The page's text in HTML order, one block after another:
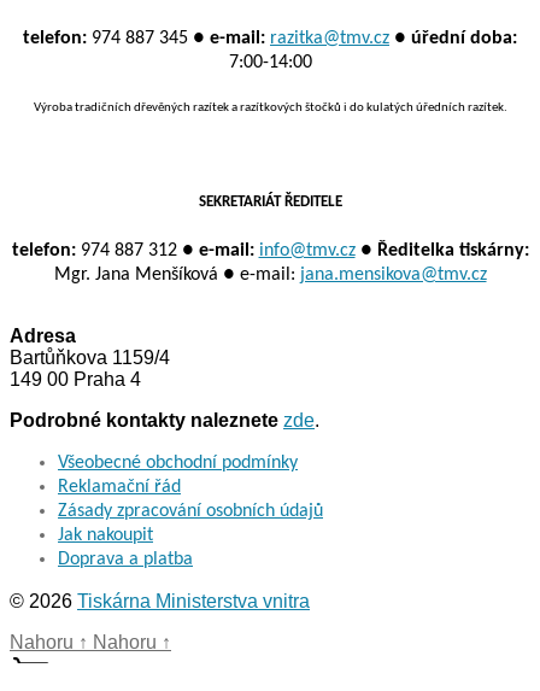
telefon: 974 887 345 ● e-mail: razitka@tmv.cz ● úřední doba:
7:00-14:00
Výroba tradičních dřevěných razítek a razítkových štočků i do kulatých úředních razítek.
SEKRETARIÁT ŘEDITELE
telefon:974 887 312 ● e-mail: info@tmv.cz● Ředitelka tiskárny:
Mgr. Jana Menšíková ● e-mail: jana.mensikova@tmv.cz
Adresa
Bartůňkova 1159/4
149 00 Praha 4
Podrobné kontakty naleznete zde.
Všeobecné obchodní podmínky
Reklamační řád
Zásady zpracování osobních údajů
Jak nakoupit
Doprava a platba
© 2026 Tiskárna Ministerstva vnitra
Nahoru ↑ Nahoru ↑